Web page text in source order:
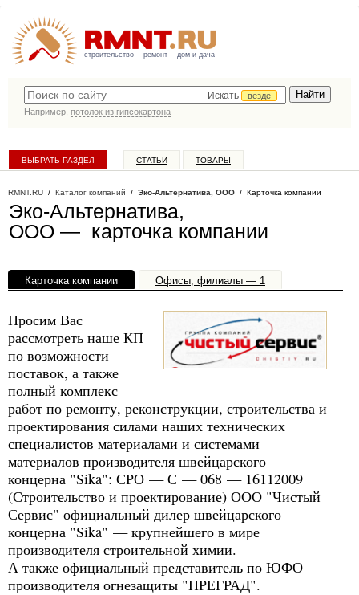
строительство ремонт дом и дача
Искать
везде
Например, потолок из гипсокартона
ВЫБРАТЬ РАЗДЕЛ СТАТЬИ ТОВАРЫ
RMNT.RU / Каталог компаний / Эко-Альтернатива, ООО / Карточка компании
Эко-Альтернатива,
ООО — карточка компании
Карточка компании Офисы, филиалы — 1
Просим Вас
рассмотреть наше КП
по возможности
поставок, а также
полный комплекс
работ по ремонту, реконструкции, строительства и
проектирования силами наших технических
специалистов материалами и системами
материалов производителя швейцарского
концерна "Sika": СРО — С — 068 — 16112009
(Строительство и проектирование) ООО "Чистый
Сервис" официальный дилер швейцарского
концерна "Sika" — крупнейшего в мире
производителя строительной химии.
А также официальный представитель по ЮФО
производителя огнезащиты "ПРЕГРАД".